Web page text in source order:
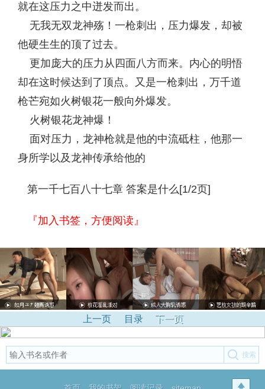
就在这压力之中迸发而出。
无我无双龙神殇！一枪刺出，压力爆发，却被
他硬生生的顶了过去。
更加庞大的压力从四面八方而来。内心的明悟
却在这时候达到了顶点。又是一枪刺出，万千道
枪芒宛如火树银花一般向外爆发。
火树银花龙神爆！
面对压力，龙神枪就是他的中流砥柱，他那一
身所学以及龙神传承给他的
第一千七百八十七章 答案是什么[1/2页]
『加入书签，方便阅读』
上一页 目录 下一页